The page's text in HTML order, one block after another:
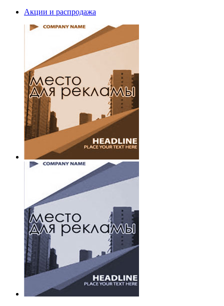
Акции и распродажа